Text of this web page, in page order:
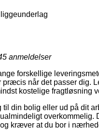
anmeldelser
forskellige
når det passer dig.
kostelige fragtløsning
din bolig eller ud på dit
overkommelig.
kræver at du bor i